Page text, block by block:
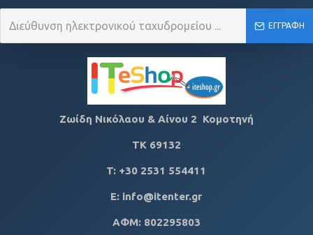
ΕΓΓΡΑΦΉ
Ζωίδη Νικόλαου & Αίνου 2 Κομοτηνή
ΤΚ 69132
T: +30 2531 554411
E: info@itenter.gr
ΑΦΜ: 802295803